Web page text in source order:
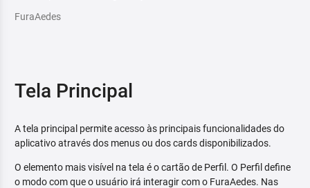
FuraAedes
Tela Principal
A tela principal permite acesso às principais funcionalidades do
aplicativo através dos menus ou dos cards disponibilizados.
O elemento mais visível na tela é o cartão de Perfil. O Perfil define
o modo com que o usuário irá interagir com o FuraAedes. Nas